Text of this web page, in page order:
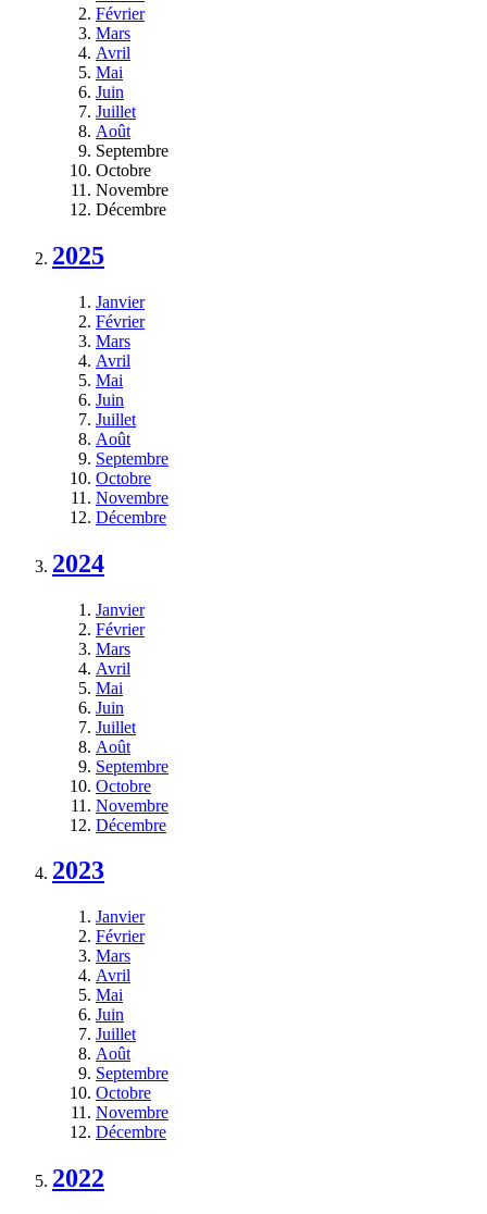
Février
Mars
Avril
Mai
Juin
Juillet
Août
Septembre
Octobre
Novembre
Décembre
2025
Janvier
Février
Mars
Avril
Mai
Juin
Juillet
Août
Septembre
Octobre
Novembre
Décembre
2024
Janvier
Février
Mars
Avril
Mai
Juin
Juillet
Août
Septembre
Octobre
Novembre
Décembre
2023
Janvier
Février
Mars
Avril
Mai
Juin
Juillet
Août
Septembre
Octobre
Novembre
Décembre
2022